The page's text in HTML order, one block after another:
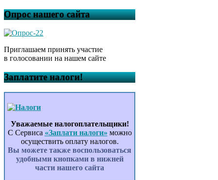
Опрос нашего сайта
Приглашаем принять участие
в голосовании на нашем сайте
Заплатите налоги!
Уважаемые налогоплательщики!
С Сервиса «Заплати налоги» можно
осуществить оплату налогов.
Вы можете также воспользоваться
удобными кнопками в нижней
части нашего сайта